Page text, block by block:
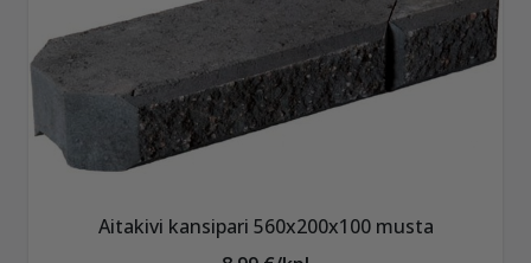
Aitakivi kansipari 560x200x100 musta